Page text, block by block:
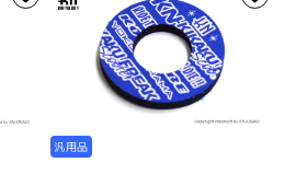
汎用品